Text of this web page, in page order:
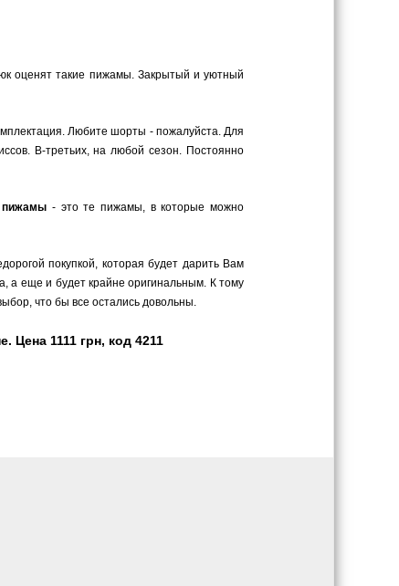
оценят такие пижамы. Закрытый и уютный
Любите шорты - пожалуйста. Для
В-третьих, на любой сезон. Постоянно
пижамы - это те пижамы, в которые можно
покупкой, которая будет дарить Вам
а еще и будет крайне оригинальным. К тому
что бы все остались довольны.
Цена 1111 грн, код 4211